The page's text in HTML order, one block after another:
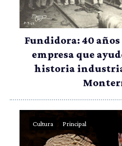
Fundidora: 40
empresa que
historia
Cultura Principal